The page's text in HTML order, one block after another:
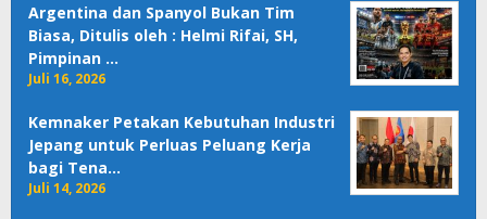
Argentina dan Spanyol Bukan Tim
Biasa, Ditulis oleh : Helmi Rifai, SH,
Pimpinan …
Juli 16, 2026
Kemnaker Petakan Kebutuhan Industri
Jepang untuk Perluas Peluang Kerja
bagi Tena…
Juli 14, 2026